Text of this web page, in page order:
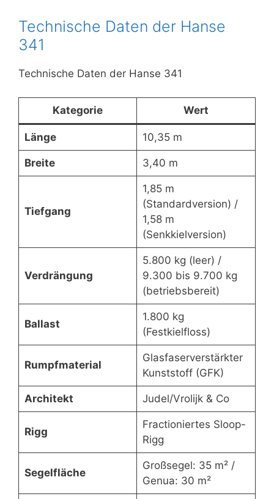
Technische Daten der Hanse
341
Technische Daten der Hanse 341
Kategorie Wert
Länge 10,35 m
Breite 3,40 m
Tiefgang
1,85 m
(Standardversion) /
1,58 m
(Senkkielversion)
Verdrängung
5.800 kg (leer) /
9.300 bis 9.700 kg
(betriebsbereit)
Ballast
1.800 kg
(Festkielfloss)
Rumpfmaterial
Glasfaserverstärkter
Kunststoff (GFK)
Architekt Judel/Vrolijk & Co
Rigg
Fractioniertes Sloop-
Rigg
Segelfläche
Großsegel: 35 m² /
Genua: 30 m²